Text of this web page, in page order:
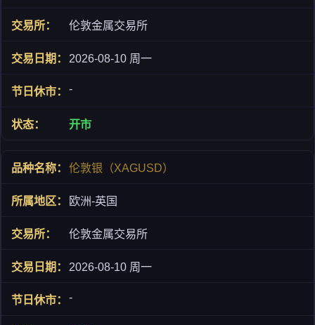
伦敦金属交易所
2026-08-10 周一
-
开市
伦敦银（XAGUSD）
欧洲-英国
伦敦金属交易所
2026-08-10 周一
-